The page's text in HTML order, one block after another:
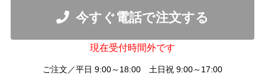
今すぐ電話で注文する
現在受付時間外です
ご注文／平日 9:00～18:00 土日祝 9:00～17:00